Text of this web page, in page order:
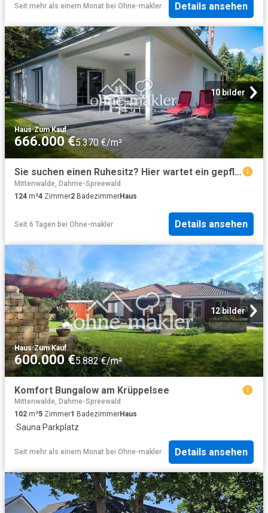
Seit mehr als einem Monat bei Ohne-makler Details ansehen
10 bilder
Haus·Zum Kauf
666.000 €5.370 €/m²
Sie suchen einen Ruhesitz? Hier wartet ein gepflegter Bungalow in Seenähe provisionsfrei
Mittenwalde, Dahme-Spreewald
124 m²4 Zimmer2 BadezimmerHaus
Seit 6 Tagen bei Ohne-makler Details ansehen
12 bilder
Haus·Zum Kauf
600.000 €5.882 €/m²
Komfort Bungalow am Krüppelsee
Mittenwalde, Dahme-Spreewald
102 m²5 Zimmer1 BadezimmerHaus
·Sauna·Parkplatz
Seit mehr als einem Monat bei Ohne-makler Details ansehen